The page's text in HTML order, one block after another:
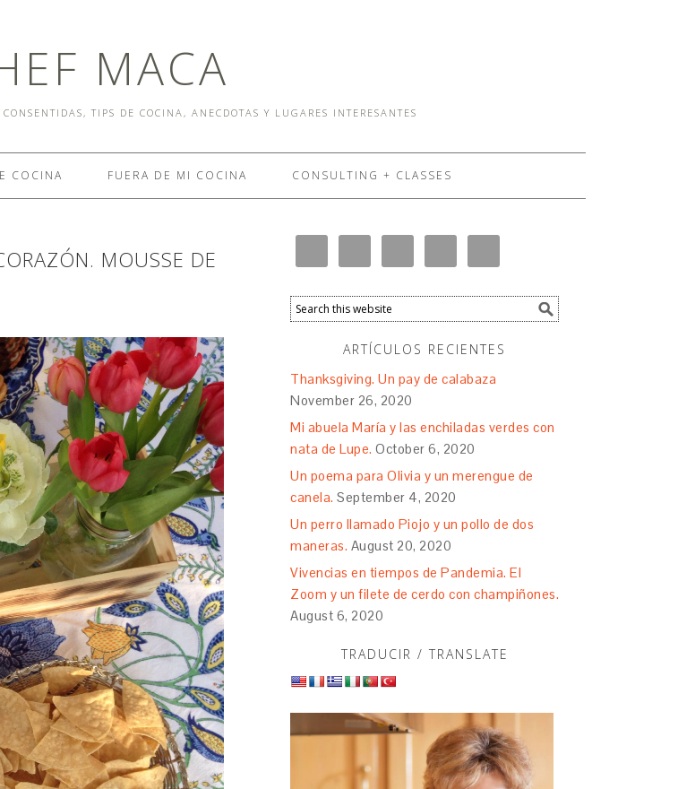
MACA
TIPS DE COCINA, ANECDOTAS Y LUGARES INTERESANTES
COCINA FUERA DE MI COCINA CONSULTING + CLASSES
MOUSSE DE
ARTÍCULOS RECIENTES
Thanksgiving. Un pay de calabaza
November 26, 2020
Mi abuela María y las enchiladas verdes con
nata de Lupe. October 6, 2020
Un poema para Olivia y un merengue de
canela. September 4, 2020
Un perro llamado Piojo y un pollo de dos
maneras. August 20, 2020
Vivencias en tiempos de Pandemia. El
Zoom y un filete de cerdo con champiñones.
August 6, 2020
TRADUCIR / TRANSLATE